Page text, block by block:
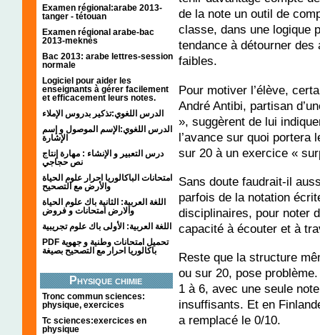
Examen régional:arabe 2013-
tanger - tétouan
Examen régional arabe-bac
2013-meknès
Bac 2013: arabe lettres-session
normale
Logiciel pour aider les
enseignants à gérer facilement
et efficacement leurs notes.
الدرس اللغوي:تذكير بدروس الإملاء
الدرس اللغوي:الإسم الموصول و إسم
الإشارة
درس التعبير و الإنشاء : مهارة إنتاج
نص حجاجي
امتحانات الباكالوريا احرار علوم الحياة
والأرض مع التصحيح
اللغة العربية: الثانية باك علوم الحياة
والارض امتحانات و فروض
اللغة العربية: الأولى باك علوم تجريبية
PDF تحميل امتحانات وطنية و جهوية
باكالوريا احرار مع التصحيح بصيغة
Physique chimie
Tronc commun sciences:
physique, exercices
Tc sciences:exercices en
physique
de la note un outil de
classe, dans une logique
tendance à détourner
faibles.
Pour motiver l’élève,
André Antibi, partisan
», suggèrent de lui
l’avance sur quoi portera
sur 20 à un exercice «
Sans doute faudrait-il
parfois de la notation
disciplinaires, pour noter
capacité à écouter et à
Reste que la structure
ou sur 20, pose
1 à 6, avec une seule
insuffisants. Et en
a remplacé le 0/10.